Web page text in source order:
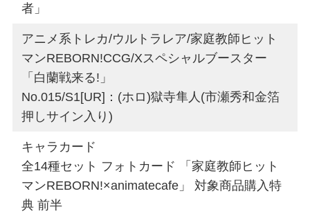
者」
アニメ系トレカ/ウルトラレア/家庭教師ヒット
マンREBORN!CCG/Xスペシャルブースター
「白蘭戦来る!」
No.015/S1[UR]：(ホロ)獄寺隼人(市瀬秀和金箔
押しサイン入り)
キャラカード
全14種セット フォトカード 「家庭教師ヒット
マンREBORN!×animatecafe」 対象商品購入特
典 前半